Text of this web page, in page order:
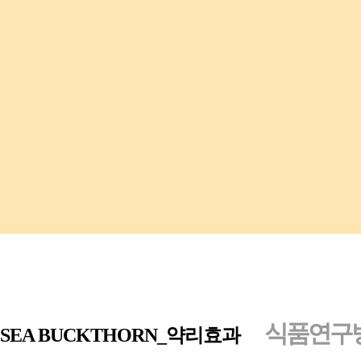
SEA BUCKTHORN_약리효과 식품연구